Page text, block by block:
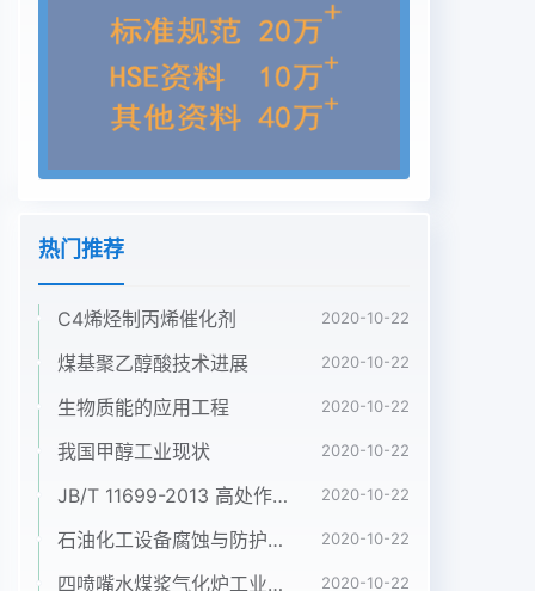
热门推荐
C4烯烃制丙烯催化剂 2020-10-22
煤基聚乙醇酸技术进展 2020-10-22
生物质能的应用工程 2020-10-22
我国甲醇工业现状 2020-10-22
JB/T 11699-2013 高处作业吊篮安装、拆卸、使用技术规程 2020-10-22
石油化工设备腐蚀与防护参考书十本免费下载，绝版珍藏 2020-10-22
四喷嘴水煤浆气化炉工业应用情况简介 2020-10-22